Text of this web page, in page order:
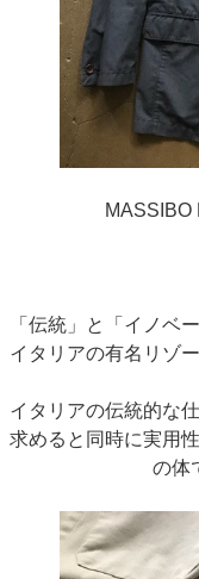
MASSIBO
「伝統」と「イノベ
イタリアの有名リゾ
イタリアの伝統的な
求めると同時に実用
の体